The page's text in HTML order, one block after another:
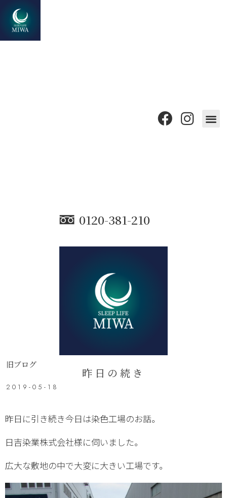
0120-381-210
旧ブログ
昨日の続き
2019-05-18
昨日に引き続き今日は染色工場のお話。
日吉染業株式会社様に伺いました。
広大な敷地の中で大変に大きい工場です。